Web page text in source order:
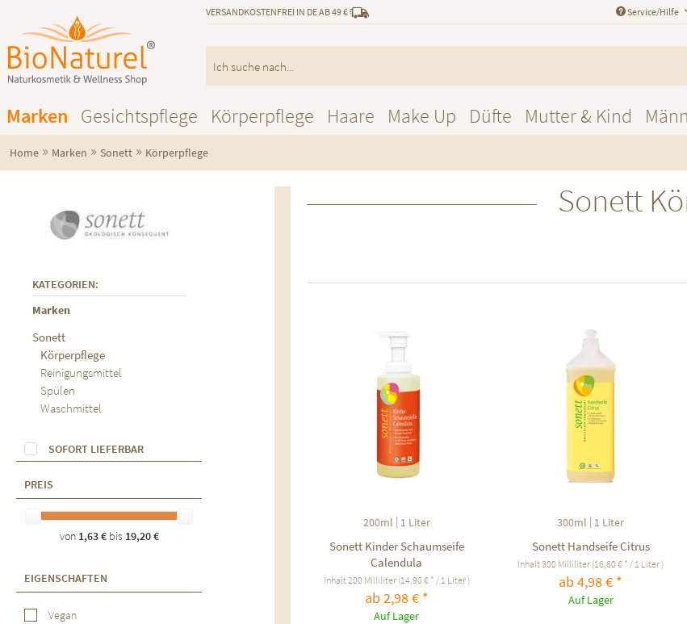
VERSANDKOSTENFREI IN DE AB 49 € Service/Hilfe
Marken Gesichtspflege Körperpflege Haare Make Up Düfte Mutter & Kind
Home » Marken » Sonett » Körperpflege
KATEGORIEN:
Marken
Sonett
Körperpflege
Reinigungsmittel
Spülen
Waschmittel
SOFORT LIEFERBAR
PREIS
von 1,63 € bis 19,20 €
EIGENSCHAFTEN
Vegan
Sonett
200ml | 1 Liter
Sonett Kinder Schaumseife
Calendula
Inhalt200 Milliliter (14,90 € * / 1 Liter )
ab 2,98 € *
Auf Lager
300ml | 1 Liter
Sonett Handseife Citrus
Inhalt300 Milliliter (16,60 € * / 1 Liter )
ab 4,98 € *
Auf Lager